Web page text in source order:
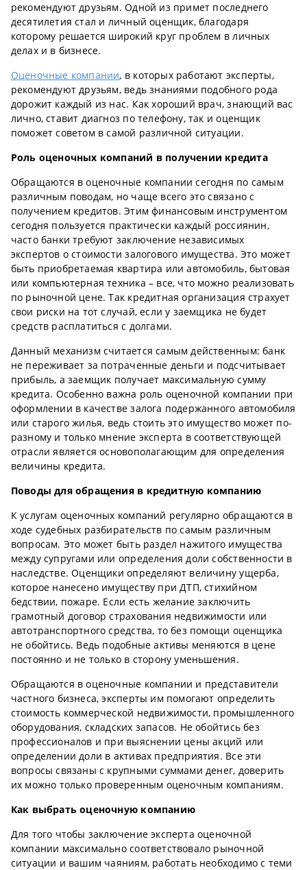
рекомендуют друзьям. Одной из примет последнего
десятилетия стал и личный оценщик, благодаря
которому решается широкий круг проблем в личных
делах и в бизнесе.
Оценочные компании, в которых работают эксперты,
рекомендуют друзьям, ведь знаниями подобного рода
дорожит каждый из нас. Как хороший врач, знающий вас
лично, ставит диагноз по телефону, так и оценщик
поможет советом в самой различной ситуации.
Роль оценочных компаний в получении кредита
Обращаются в оценочные компании сегодня по самым
различным поводам, но чаще всего это связано с
получением кредитов. Этим финансовым инструментом
сегодня пользуется практически каждый россиянин,
часто банки требуют заключение независимых
экспертов о стоимости залогового имущества. Это может
быть приобретаемая квартира или автомобиль, бытовая
или компьютерная техника – все, что можно реализовать
по рыночной цене. Так кредитная организация страхует
свои риски на тот случай, если у заемщика не будет
средств расплатиться с долгами.
Данный механизм считается самым действенным: банк
не переживает за потраченные деньги и подсчитывает
прибыль, а заемщик получает максимальную сумму
кредита. Особенно важна роль оценочной компании при
оформлении в качестве залога подержанного автомобиля
или старого жилья, ведь стоить это имущество может по-
разному и только мнение эксперта в соответствующей
отрасли является основополагающим для определения
величины кредита.
Поводы для обращения в кредитную компанию
К услугам оценочных компаний регулярно обращаются в
ходе судебных разбирательств по самым различным
вопросам. Это может быть раздел нажитого имущества
между супругами или определения доли собственности в
наследстве. Оценщики определяют величину ущерба,
которое нанесено имуществу при ДТП, стихийном
бедствии, пожаре. Если есть желание заключить
грамотный договор страхования недвижимости или
автотранспортного средства, то без помощи оценщика
не обойтись. Ведь подобные активы меняются в цене
постоянно и не только в сторону уменьшения.
Обращаются в оценочные компании и представители
частного бизнеса, эксперты им помогают определить
стоимость коммерческой недвижимости, промышленного
оборудования, складских запасов. Не обойтись без
профессионалов и при выяснении цены акций или
определении доли в активах предприятия. Все эти
вопросы связаны с крупными суммами денег, доверить
их можно только проверенным оценочным компаниям.
Как выбрать оценочную компанию
Для того чтобы заключение эксперта оценочной
компании максимально соответствовало рыночной
ситуации и вашим чаяниям, работать необходимо с теми